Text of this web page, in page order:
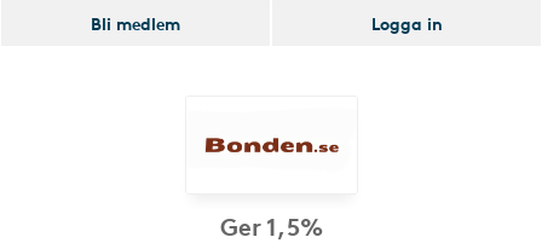
Bli medlem
Logga in
Ger 1,5%